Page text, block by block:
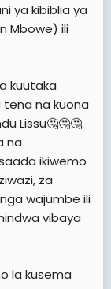
ya kibiblia ya
Mbowe) ili
kuutaka
tena na kuona
Lissu🤔🤔🤔.
na
ikiwemo
za
wajumbe ili
vibaya
la kusema